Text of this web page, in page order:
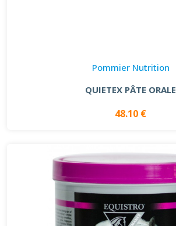
Pommier Nutrition
QUIETEX PÂTE ORALE
48.10 €